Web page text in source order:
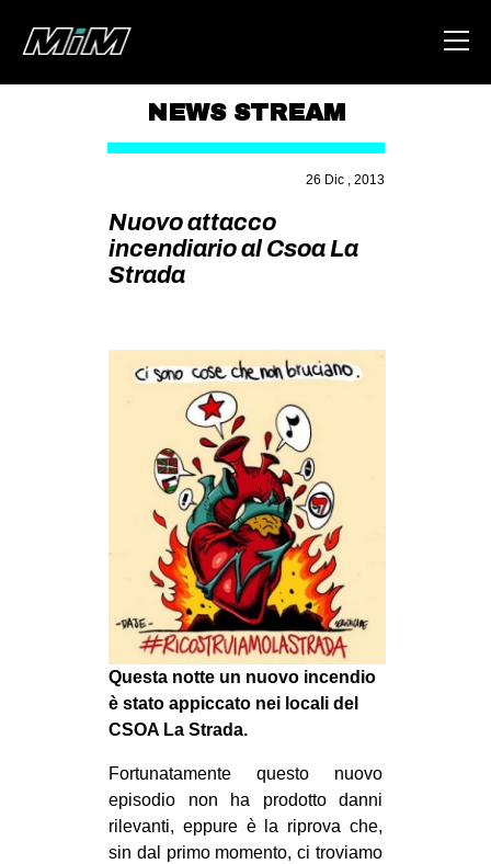
AREA
DEGENERAZIONE
CSOA LAMBRETTA
MSM
STUDENTI TSUNAMI
ZAM
MILANO
MOBILITAZIONI
SPAZI
SPORT POPOLARE
MOVIMENTI
AMBIENTE
ANTIFASCISMO
DIRITTO ALL’ABITARE
GENERI
MIGRAZIONI
NEWS STREAM
26 Dic , 2013
Nuovo attacco
incendiario al Csoa La
Strada
Questa notte un nuovo incendio
è stato appiccato nei locali del
CSOA La Strada.
Fortunatamente questo nuovo
episodio non ha prodotto danni
rilevanti, eppure è la riprova che,
sin dal primo momento, ci troviamo